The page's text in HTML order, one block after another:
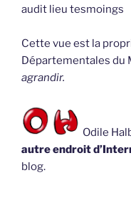
audit lieu tesmoings
Cette vue est la
Départementales du
agrandir.
Odile
autre endroit
blog.